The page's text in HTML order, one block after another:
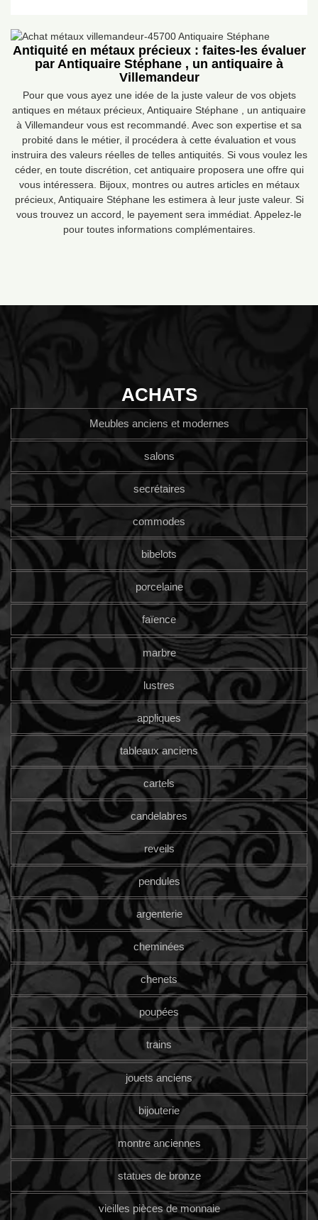
Antiquité en métaux précieux : faites-les évaluer
par Antiquaire Stéphane , un antiquaire à
Villemandeur
Pour que vous ayez une idée de la juste valeur de vos objets
antiques en métaux précieux, Antiquaire Stéphane , un antiquaire
à Villemandeur vous est recommandé. Avec son expertise et sa
probité dans le métier, il procédera à cette évaluation et vous
instruira des valeurs réelles de telles antiquités. Si vous voulez les
céder, en toute discrétion, cet antiquaire proposera une offre qui
vous intéressera. Bijoux, montres ou autres articles en métaux
précieux, Antiquaire Stéphane les estimera à leur juste valeur. Si
vous trouvez un accord, le payement sera immédiat. Appelez-le
pour toutes informations complémentaires.
ACHATS
Meubles anciens et modernes
salons
secrétaires
commodes
bibelots
porcelaine
faïence
marbre
lustres
appliques
tableaux anciens
cartels
candelabres
reveils
pendules
argenterie
cheminées
chenets
poupées
trains
jouets anciens
bijouterie
montre anciennes
statues de bronze
vieilles pièces de monnaie